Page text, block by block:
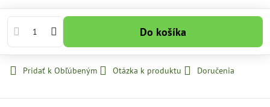
Do košíka
Pridať k Obľúbeným Otázka k produktu Doručenia